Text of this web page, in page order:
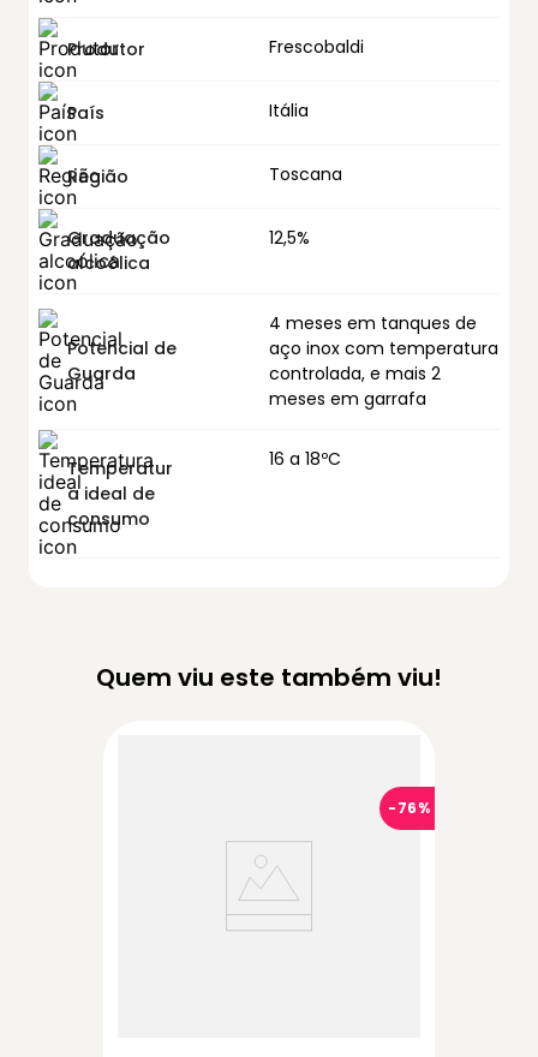
Produtor Frescobaldi
País Itália
Região Toscana
Graduação
alcoólica
12,5%
Potencial de
Guarda
4 meses em tanques de
aço inox com temperatura
controlada, e mais 2
meses em garrafa
Temperatur
a ideal de
consumo
16 a 18ºC
Quem viu este também viu!
-76%